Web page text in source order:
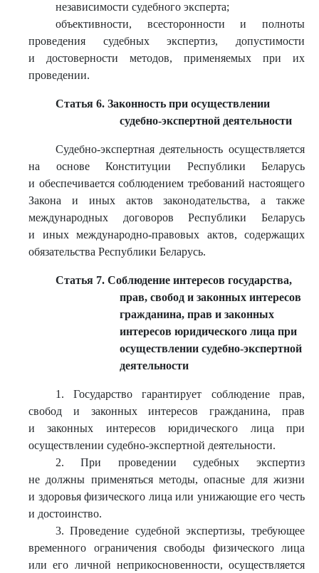
независимости судебного эксперта;
объективности, всесторонности и полноты
проведения судебных экспертиз, допустимости
и достоверности методов, применяемых при их
проведении.
Статья 6. Законность при осуществлении
судебно-экспертной деятельности
Судебно-экспертная деятельность осуществляется
на основе Конституции Республики Беларусь
и обеспечивается соблюдением требований настоящего
Закона и иных актов законодательства, а также
международных договоров Республики Беларусь
и иных международно-правовых актов, содержащих
обязательства Республики Беларусь.
Статья 7. Соблюдение интересов государства,
прав, свобод и законных интересов
гражданина, прав и законных
интересов юридического лица при
осуществлении судебно-экспертной
деятельности
1. Государство гарантирует соблюдение прав,
свобод и законных интересов гражданина, прав
и законных интересов юридического лица при
осуществлении судебно-экспертной деятельности.
2. При проведении судебных экспертиз
не должны применяться методы, опасные для жизни
и здоровья физического лица или унижающие его честь
и достоинство.
3. Проведение судебной экспертизы, требующее
временного ограничения свободы физического лица
или его личной неприкосновенности, осуществляется